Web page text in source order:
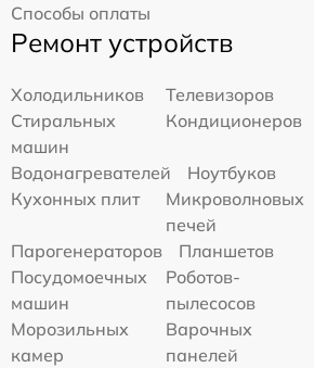
Способы оплаты
Ремонт устройств
Холодильников
Телевизоров
Стиральных
машин
Кондиционеров
Водонагревателей
Ноутбуков
Кухонных плит
Микроволновых
печей
Парогенераторов
Планшетов
Посудомоечных
машин
Роботов-
пылесосов
Морозильных
камер
Варочных
панелей